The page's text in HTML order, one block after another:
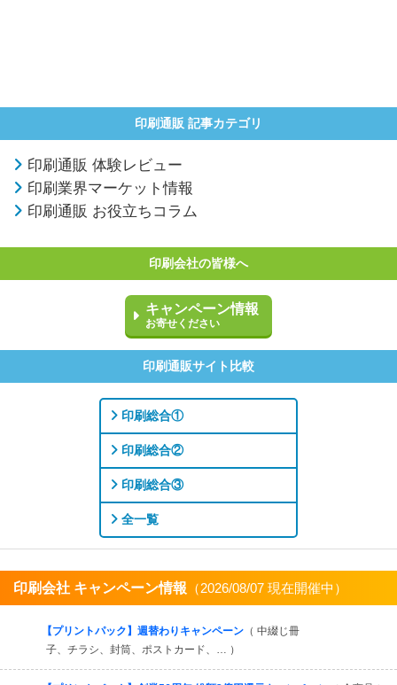
印刷通販 記事カテゴリ
印刷通販 体験レビュー
印刷業界マーケット情報
印刷通販 お役立ちコラム
印刷会社の皆様へ
キャンペーン情報
お寄せください
印刷通販サイト比較
印刷総合①
印刷総合②
印刷総合③
全一覧
印刷会社 キャンペーン情報 （2026/08/07 現在開催中）
【プリントパック】週替わりキャンペーン （ 中綴じ冊
子、チラシ、封筒、ポストカード、… ）